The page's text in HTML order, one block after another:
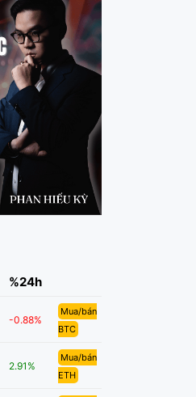
%24h
-0.88%
Mua/bán
BTC
2.91%
Mua/bán
ETH